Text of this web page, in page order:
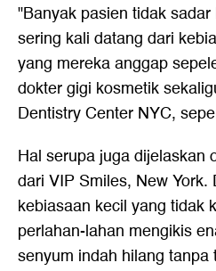
"Banyak pasien tidak
sering kali datang dari
yang mereka anggap
dokter gigi kosmetik
Dentistry Center NYC,
Hal serupa juga dijelaskan
dari VIP Smiles, New
kebiasaan kecil yang tidak
perlahan-lahan mengikis
senyum indah hilang tanpa